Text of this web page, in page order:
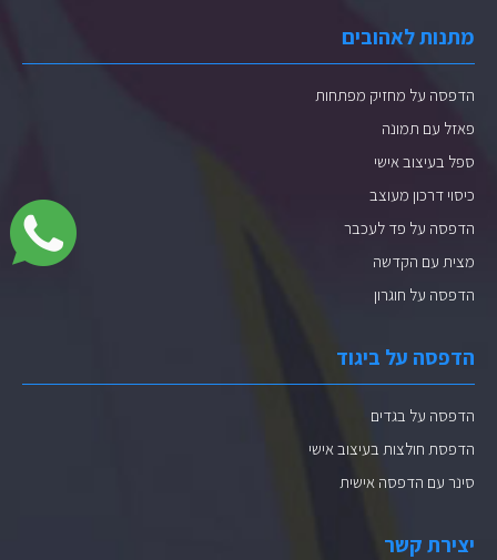
מתנות לאהובים
הדפסה על מחזיק מפתחות
פאזל עם תמונה
ספל בעיצוב אישי
כיסוי דרכון מעוצב
הדפסה על פד לעכבר
מצית עם הקדשה
הדפסה על חוגרון
הדפסה על ביגוד
הדפסה על בגדים
הדפסת חולצות בעיצוב אישי
סינר עם הדפסה אישית
יצירת קשר